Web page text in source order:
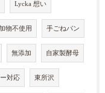
Lycka 想い
物不使用 手ごねパン
無添加 自家製酵母
対応 東所沢